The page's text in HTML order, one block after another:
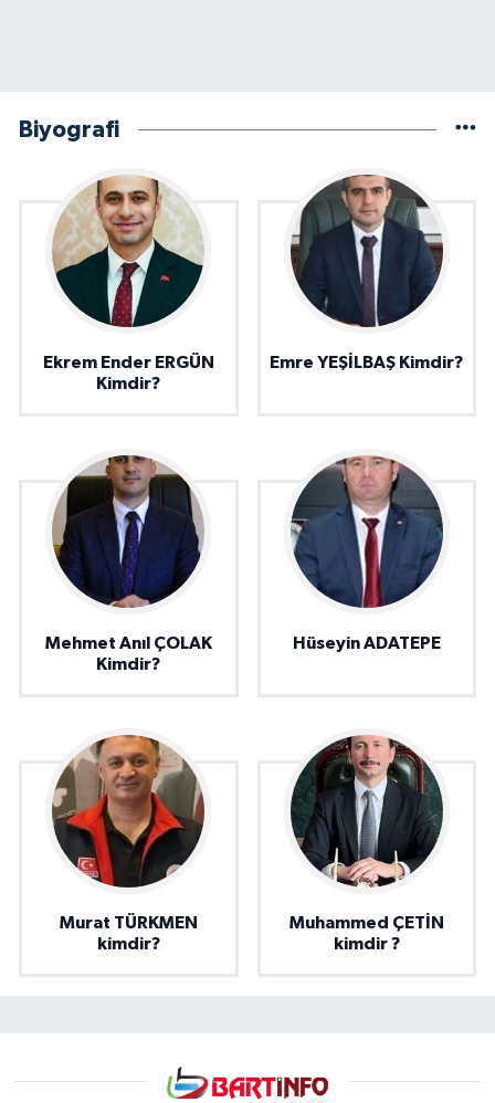
Biyografi
Ekrem Ender ERGÜN
Kimdir?
Emre YEŞİLBAŞ Kimdir?
Mehmet Anıl ÇOLAK
Kimdir?
Hüseyin ADATEPE
Murat TÜRKMEN
kimdir?
Muhammed ÇETİN
kimdir ?